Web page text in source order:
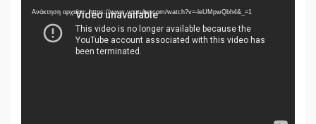
Αναπαραγωγής
Βίντεο
Ανάκτηση αρχείου: https://www.youtube.com/watch?v=-leUMpwQbh4&_=1